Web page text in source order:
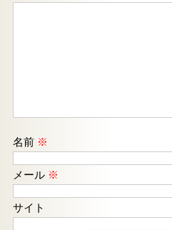
名前 ※
メール ※
サイト